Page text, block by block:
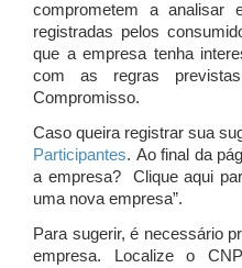
comprometem a analisar
registradas pelos
que a empresa tenha
com as regras
Compromisso.
Caso queira registrar sua
Participantes. Ao final da
a empresa? Clique aqui
uma nova empresa”.
Para sugerir, é necessário
empresa. Localize o